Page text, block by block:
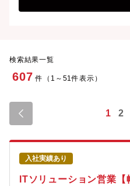
検索結果一覧
607 件（1～51件表示）
1 2
入社実績あり
ITソリューション営業【